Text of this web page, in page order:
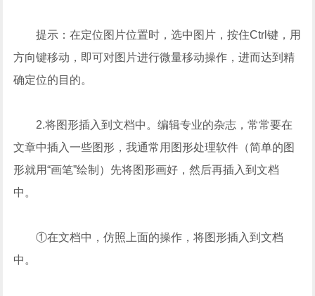
提示：在定位图片位置时，选中图片，按住Ctrl键，用
方向键移动，即可对图片进行微量移动操作，进而达到精
确定位的目的。
2.将图形插入到文档中。编辑专业的杂志，常常要在
文章中插入一些图形，我通常用图形处理软件（简单的图
形就用“画笔”绘制）先将图形画好，然后再插入到文档
中。
①在文档中，仿照上面的操作，将图形插入到文档
中。